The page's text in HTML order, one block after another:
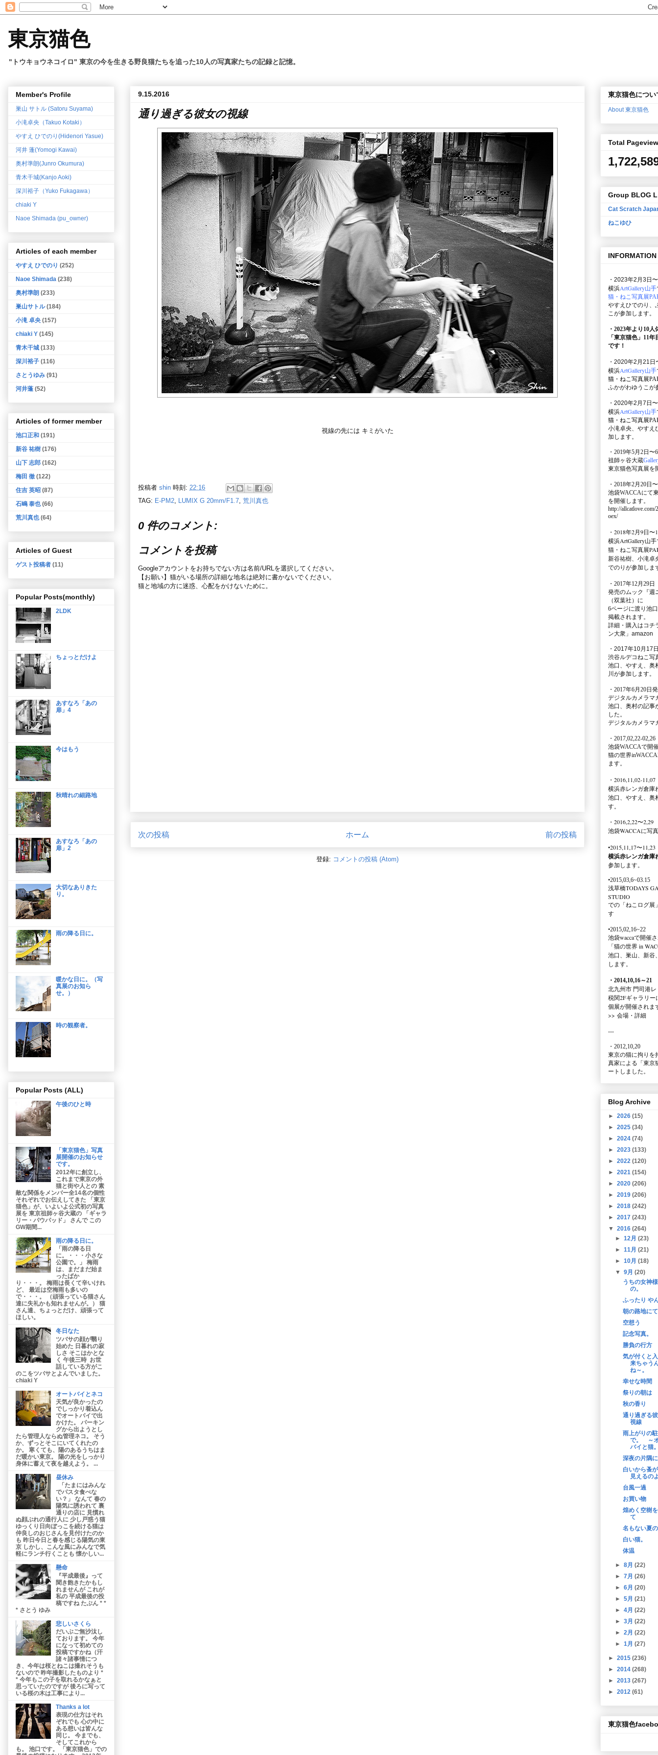
東京猫色
"トウキョウネコイロ" 東京の今を生きる野良猫たちを追った10人の写真家たちの記録と記憶。
9.15.2016
通り過ぎる彼女の視線
視線の先には キミがいた
投稿者 shin 時刻: 22:16
TAG: E-PM2, LUMIX G 20mm/F1.7, 荒川真也
0 件のコメント:
コメントを投稿
Googleアカウントをお持ちでない方は名前/URLを選択してください。
【お願い】猫がいる場所の詳細な地名は絶対に書かないでください。
猫と地域の方に迷惑、心配をかけないために。
次の投稿 前の投稿
ホーム
登録: コメントの投稿 (Atom)
Member's Profile
巣山 サトル (Satoru Suyama)
小滝卓央（Takuo Kotaki）
やすえ ひでのり(Hidenori Yasue)
河井 蓬(Yomogi Kawai)
奥村準朗(Junro Okumura)
青木干城(Kanjo Aoki)
深川裕子（Yuko Fukagawa）
chiaki Y
Naoe Shimada (pu_owner)
Articles of each member
やすえ ひでのり (252)
Naoe Shimada (238)
奥村準朗 (233)
巣山サトル (184)
小滝 卓央 (157)
chiaki Y (145)
青木干城 (133)
深川裕子 (116)
さとうゆみ (91)
河井蓬 (52)
Articles of former member
池口正和 (191)
新谷 祐樹 (176)
山下 志郎 (162)
梅田 徹 (122)
住吉 英昭 (87)
石嶋 泰也 (66)
荒川真也 (64)
Articles of Guest
ゲスト投稿者 (11)
Popular Posts(monthly)
2LDK
ちょっとだけよ
あすなろ「あの
扉」4
今はもう
秋晴れの細路地
あすなろ「あの
扉」2
大切なありきた
り。
雨の降る日に。
暖かな日に。（写
真展のお知ら
せ。）
時の観察者。
Popular Posts (ALL)
午後のひと時
「東京猫色」写真
展開催のお知らせ
です。
2012年に創立し、
これまで東京の外
猫と街や人との 素
敵な関係をメンバー全14名の個性
それぞれでお伝えしてきた 「東京
猫色」が、いよいよ公式初の写真
展を 東京祖師ヶ谷大蔵の 「ギャラ
リー・パウパッド」 さんで この
GW期間...
雨の降る日に。
「雨の降る日
に。・・・小さな
公園で。」 梅雨
は、まだまだ始ま
ったばか
り・・・。 梅雨は長くて辛いけれ
ど、 最近は空梅雨も多いの
で・・・。 （頑張っている猫さん
達に失礼かも知れませんが。） 猫
さん達、ちょっとだけ、頑張って
ほしい。
冬日なた
ツバサの顔が翳り
始めた 日暮れの寂
しさ そこはかとな
く 午後三時 お世
話している方がこ
のこをツバサとよんでいました。
chiaki Y
オートバイとネコ
天気が良かったの
でしっかり着込ん
でオートバイで出
かけた。 パーキン
グから出ようとし
たら管理人ならぬ管理ネコ。 そう
か、ずっとそこにいてくれたの
か。 寒くても、陽のあるうちはま
だ暖かい東京。 陽の光をしっかり
身体に蓄えて夜を越えよう。 ...
昼休み
「たまにはみんな
でパスタ食べな
い？」 なんて 春の
陽気に誘われて 裏
通りの店に 見慣れ
ぬ顔ぶれの通行人に 少し戸惑う猫
ゆっくり日向ぼっこを続ける猫は
仲良しのおじさんを見付けたのか
も 昨日今日と春を感じる陽気の東
京 しかし、こんな風にみんなで気
軽にランチ行くことも 懐かしい...
懸命
『平成最後』って
聞き飽きたかもし
れませんが これが
私の 平成最後の投
稿ですね たぶん * *
* さとう ゆみ
悲しいさくら
だいぶご無沙汰し
ております。 今年
になって初めての
投稿ですかね（汗
諸々諸事情につ
き、今年は桜とねこは撮れそうも
ないので 昨年撮影したものより *
* 今年もこの子を取れるかなぁと
思っていたのですが 後ろに写って
いる桜の木は工事により...
Thanks a lot
表現の仕方はそれ
ぞれでも 心の中に
ある想いは皆んな
同じ。 今までも、
そしてこれから
も。 池口です。 「東京猫色」での
東京猫色につい
About 東京猫色
Total
Group BLOG
Cat Scratch
ねこゆひ
INFORMATION
・2023年2月3日
横浜ArtGallery山手
猫・ねこ写真展
やすえひでのり、
こが参加します。
・2023年より10
「東京猫色」 11年
です！
・2020年2月21日
横浜ArtGallery山手
猫・ねこ写真展
ふかがわゆうこが
・2020年2月7日
横浜ArtGallery山手
猫・ねこ写真展
小滝卓央、やすえ
加します。
・2019年5月2日〜
祖師ヶ谷大蔵
東京猫色写真展を
・2018年2月20日
池袋WACCAにて
を開催します。
http://allcatlove.com/
oex/
・2018年2月9日〜
横浜ArtGallery山手
猫・ねこ写真展
新谷祐樹、小滝卓
でのりが参加しま
・ 2017年12月29日
発売のムック
『
（双葉社）に
6ページに渡り 池
掲載されます。
詳細・購入はコ
ン大衆」amazon
・2017年10月17
渋谷ルデコねこ写
池口、やすえ、奥
川が参加します。
・2017年6月20日
デジタルカメラマ
池口、奥村の記事
した。
デジタルカメラマ
・2017,02,22-02,26
池袋WACCAで開
猫の世界
ます。
・2016,11,02-11,07
横浜赤レンガ倉庫
池口、やすえ、奥
す。
・2016,2,22〜2,29
池袋WACCAに写
•2015,11,17〜11,23
横浜赤レンガ倉庫
参加します。
•2015,03,6~03.15
浅草橋TODAYS
STUDIO
での 「ねこログ展
す
•2015,02,16~22
池袋waccaで開催
「猫の世界 in
池口、巣山、新谷
します。
・2014,10,16～21
北九州市 門司港
税関2Fギャラリー
個展が開催されま
>> 会場・詳細
---
・2012,10,20
東京の猫に拘りを
真家による 「東
ートしました。
Blog Archive
► 2026 (15)
► 2025 (34)
► 2024 (74)
► 2023 (133)
► 2022 (120)
► 2021 (154)
► 2020 (206)
► 2019 (206)
► 2018 (242)
► 2017 (243)
▼ 2016 (264)
►12月(23)
►11月(21)
►10月(18)
▼9月(20)
うちの女神
の。
ふったり や
朝の路地にて
空想う
記念写真。
勝負の行方
気が付くと
来ちゃう
ね～。
幸せな時間
祭りの朝は
秋の香り
通り過ぎる
視線
雨上がりの
で。 ～
バイと猫
深夜の片隅
白いから蚤
見えるの
台風一過
お買い物
煌めく空樹
て
名もない夏
白い猫。
体温
►8月(22)
►7月(26)
►6月(20)
►5月(21)
►4月(22)
►3月(22)
►2月(22)
►1月(27)
► 2015 (236)
► 2014 (268)
► 2013 (267)
► 2012 (61)
東京猫色